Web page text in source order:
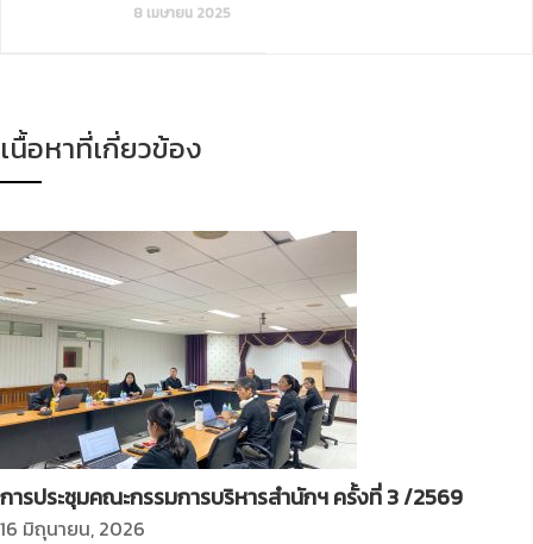
8 เมษายน 2025
เนื้อหาที่เกี่ยวข้อง
การประชุมคณะกรรมการบริหารสำนักฯ ครั้งที่ 3 /2569
16 มิถุนายน, 2026